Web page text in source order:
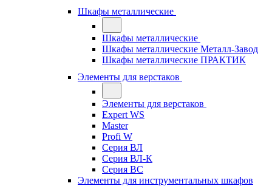
Шкафы металлические
Шкафы металлические
Шкафы металлические Металл-Завод
Шкафы металлические ПРАКТИК
Элементы для верстаков
Элементы для верстаков
Expert WS
Master
Profi W
Серия ВЛ
Серия ВЛ-К
Серия ВС
Элементы для инструментальных шкафов